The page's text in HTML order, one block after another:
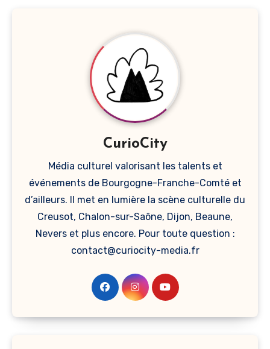
CurioCity
Média culturel valorisant les talents et
événements de Bourgogne-Franche-Comté et
d’ailleurs. Il met en lumière la scène culturelle du
Creusot, Chalon-sur-Saône, Dijon, Beaune,
Nevers et plus encore. Pour toute question :
contact@curiocity-media.fr